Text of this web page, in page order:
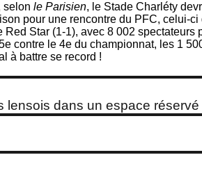
selon le Parisien, le Stade Charléty
pour une rencontre du PFC, celui-
Red Star (1-1), avec 8 002 spectateurs
contre le 4e du championnat, les 1
à battre se record !
lensois dans un espace réservé